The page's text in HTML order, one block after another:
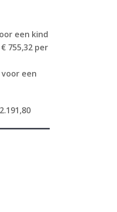
een kind
755,32 per
een